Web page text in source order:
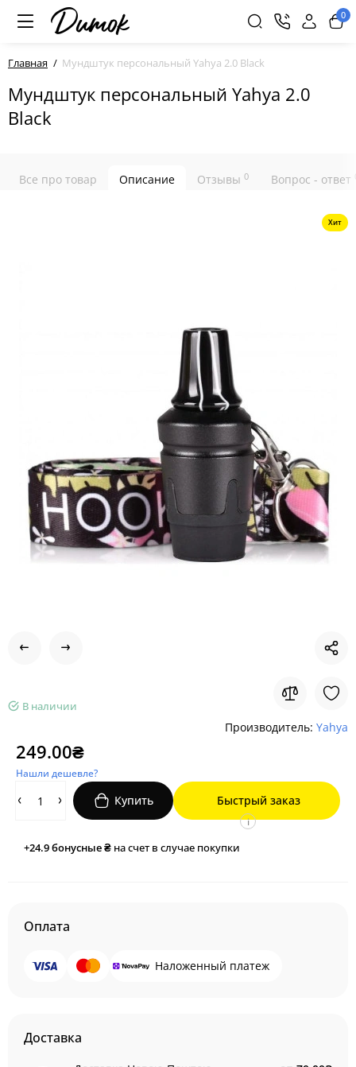
0
Главная Мундштук персональный Yahya 2.0 Black
Мундштук персональный Yahya 2.0
Black
Все про товар Описание Отзывы 0 Вопрос - ответ
Хит
В наличии
Производитель: Yahya
249.00₴
Нашли дешевле?
Купить Быстрый заказ
+24.9бонусные ₴ на счет в случае покупки
i
Оплата
Наложенный платеж
Доставка